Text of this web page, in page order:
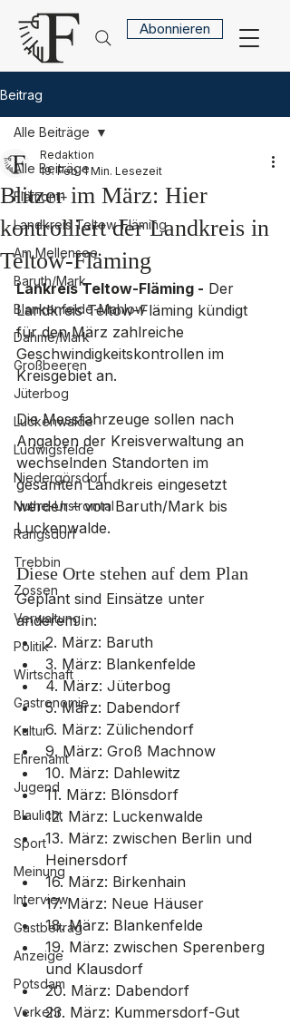
Abonnieren
Beitrag
Alle Beiträge
Flämont+
Landkreis Teltow-Fläming
Am Mellensee
Baruth/Mark
Blankenfelde-Mahlow
Dahme/Mark
Großbeeren
Jüterbog
Luckenwalde
Ludwigsfelde
Niedergörsdorf
Nuthe-Urstromtal
Rangsdorf
Trebbin
Zossen
Verwaltung
Politik
Wirtschaft
Gastronomie
Kultur
Ehrenamt
Jugend
Blaulicht
Sport
Meinung
Interview
Gastbeitrag
Anzeige
Potsdam
Verkehr
Alle Beiträge
Blitzer im März: Hier
kontrolliert der Landkreis in
Teltow-Fläming
Redaktion
19. Feb. 1 Min. Lesezeit
Lankreis Teltow-Fläming - Der
Landkreis Teltow-Fläming kündigt
für den März zahlreiche
Geschwindigkeitskontrollen im
Kreisgebiet an.
Die Messfahrzeuge sollen nach
Angaben der Kreisverwaltung an
wechselnden Standorten im
gesamten Landkreis eingesetzt
werden – von Baruth/Mark bis
Luckenwalde.
Diese Orte stehen auf dem Plan
Geplant sind Einsätze unter
anderem in:
2. März: Baruth
3. März: Blankenfelde
4. März: Jüterbog
5. März: Dabendorf
6. März: Zülichendorf
9. März: Groß Machnow
10. März: Dahlewitz
11. März: Blönsdorf
12. März: Luckenwalde
13. März: zwischen Berlin und
Heinersdorf
16. März: Birkenhain
17. März: Neue Häuser
18. März: Blankenfelde
19. März: zwischen Sperenberg
und Klausdorf
20. März: Dabendorf
23. März: Kummersdorf-Gut